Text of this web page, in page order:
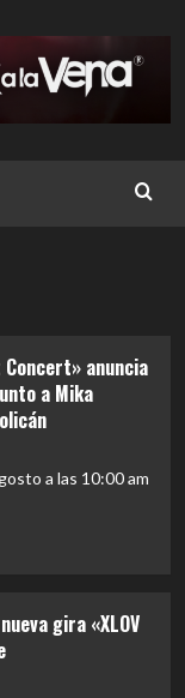
anuncia
a Mika
a las 10:00 am
gira «XLOV